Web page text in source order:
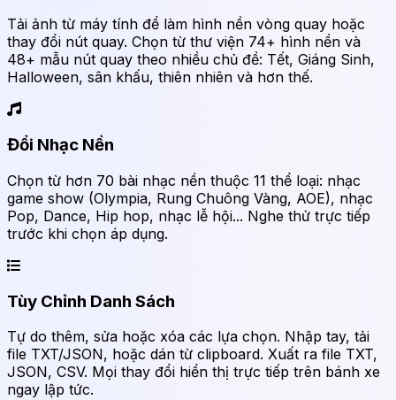
Tải ảnh từ máy tính để làm hình nền vòng quay hoặc
thay đổi nút quay. Chọn từ thư viện 74+ hình nền và
48+ mẫu nút quay theo nhiều chủ đề: Tết, Giáng Sinh,
Halloween, sân khấu, thiên nhiên và hơn thế.
Đổi Nhạc Nền
Chọn từ hơn 70 bài nhạc nền thuộc 11 thể loại: nhạc
game show (Olympia, Rung Chuông Vàng, AOE), nhạc
Pop, Dance, Hip hop, nhạc lễ hội... Nghe thử trực tiếp
trước khi chọn áp dụng.
Tùy Chỉnh Danh Sách
Tự do thêm, sửa hoặc xóa các lựa chọn. Nhập tay, tải
file TXT/JSON, hoặc dán từ clipboard. Xuất ra file TXT,
JSON, CSV. Mọi thay đổi hiển thị trực tiếp trên bánh xe
ngay lập tức.